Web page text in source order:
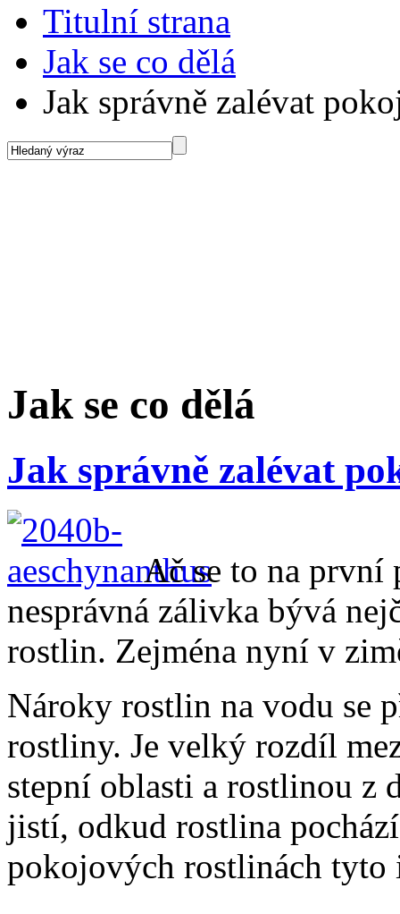
Titulní strana
Jak se co dělá
Jak správně zalévat
Jak se co dělá
Jak správně zalévat
Ač se to na první
nesprávná zálivka bývá
rostlin. Zejména nyní v
Nároky rostlin na vodu se
rostliny. Je velký rozdíl
stepní oblasti a rostlinou z
jistí, odkud rostlina
pokojových rostlinách tyto